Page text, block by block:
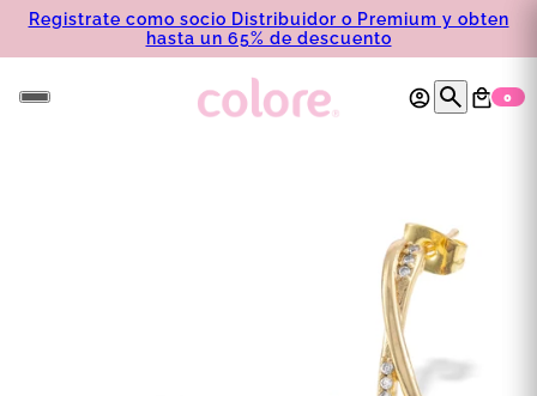
Registrate como socio Distribuidor o Premium y obten
hasta un 65% de descuento